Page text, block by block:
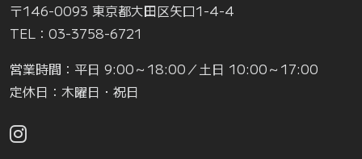
〒146-0093 東京都大田区矢口1-4-4
TEL：03-3758-6721
営業時間：平日 9:00～18:00／土日 10:00～17:00
定休日：木曜日・祝日